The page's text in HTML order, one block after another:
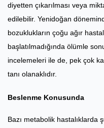
diyetten çıkarılması veya
edilebilir. Yenidoğan
bozuklukların çoğu ağır
başlatılmadığında ölümle
incelemeleri ile de, pek çok
tanı olanaklıdır.
Beslenme Konusunda
Bazı metabolik hastalıklarda